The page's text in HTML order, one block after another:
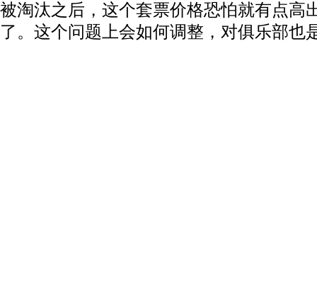
被淘汰之后，这个套票价格恐怕就有点高
了。这个问题上会如何调整，对俱乐部也